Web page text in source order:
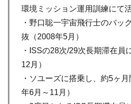
環境ミッション運用訓練にて
・野口聡一宇宙飛行士のバッ
抜（2008年5月）
・ISSの28次/29次長期滞在員
12月）
・ソユーズに搭乗し、約5ヶ
年6月～11月）